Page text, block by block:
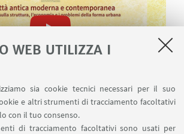
WEB UTILIZZA I
sia cookie tecnici necessari per il suo
e altri strumenti di tracciamento facoltativi
con il tuo consenso.
di tracciamento facoltativi sono usati per